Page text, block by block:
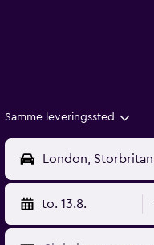
Samme leveringssted
to. 13.8.